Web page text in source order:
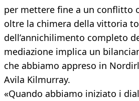
per mettere fine a un conflitto
oltre la chimera della vittoria
dell’annichilimento completo
mediazione implica un
che abbiamo appreso in
Avila Kilmurray.
«Quando abbiamo iniziato i